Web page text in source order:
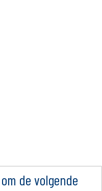
de volgende